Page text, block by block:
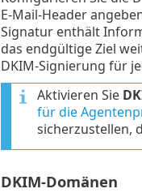
E-Mail-Header
Signatur enthält
das endgültige Ziel
DKIM-Signierung für
Aktivieren Sie
für die
sicherzustellen,
DKIM-Domänen